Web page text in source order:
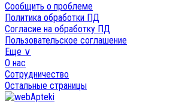
Сообщить о проблеме
Политика обработки ПД
Согласие на обработку ПД
Пользовательское соглашение
Еще ∨
О нас
Сотрудничество
Остальные страницы